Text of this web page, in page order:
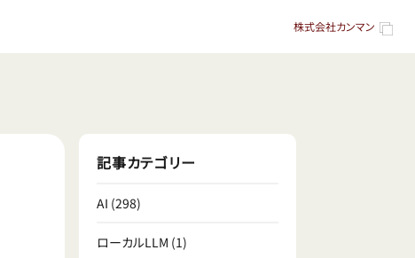
株式会社カンマン
記事カテゴリー
AI (298)
ローカルLLM (1)